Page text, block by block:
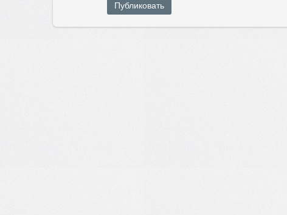
Публиковать